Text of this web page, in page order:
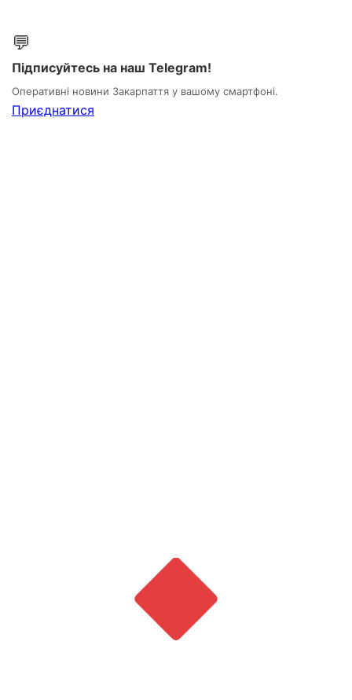
💬
Підписуйтесь на наш Telegram!
Оперативні новини Закарпаття у вашому смартфоні.
Приєднатися